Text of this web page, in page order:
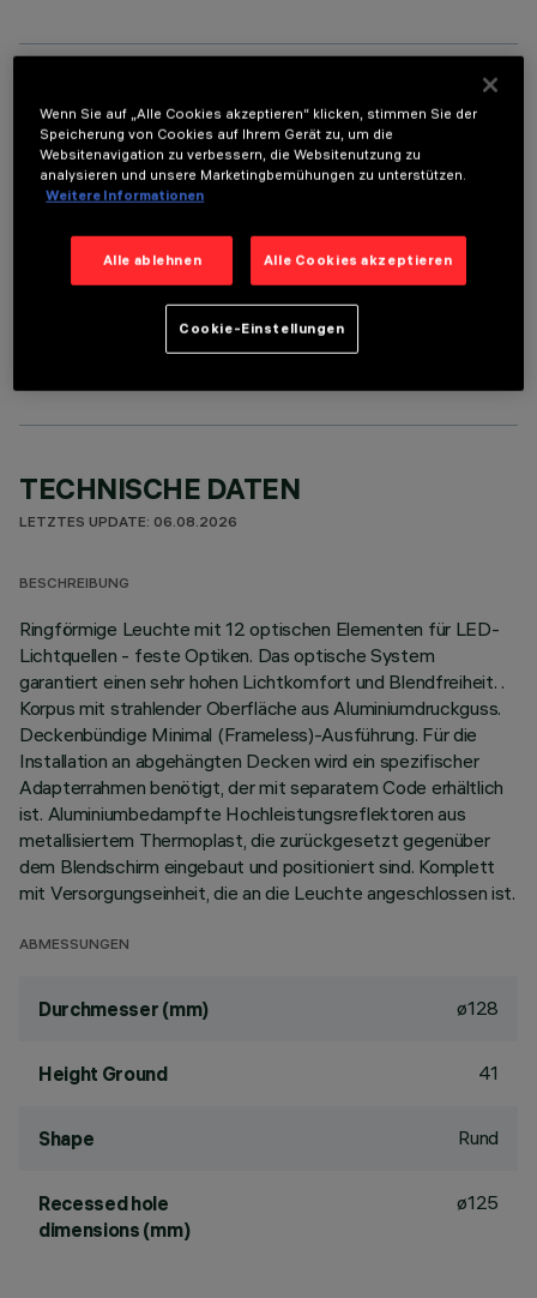
ERFORDERLICHES ZUBEHÖR
Um das Produkt ordnungsgemäß zu installieren und zu betreiben, muss eines der erforderlichen
Zubehörteile bestellt werden:
OPTIONALE KOMPONENTEN
TECHNISCHE DATEN
LETZTES UPDATE: 06.08.2026
BESCHREIBUNG
Ringförmige Leuchte mit 12 optischen Elementen für LED-
Lichtquellen - feste Optiken. Das optische System
garantiert einen sehr hohen Lichtkomfort und Blendfreiheit. .
Korpus mit strahlender Oberfläche aus Aluminiumdruckguss.
Deckenbündige Minimal (Frameless)-Ausführung. Für die
Installation an abgehängten Decken wird ein spezifischer
Adapterrahmen benötigt, der mit separatem Code erhältlich
ist. Aluminiumbedampfte Hochleistungsreflektoren aus
metallisiertem Thermoplast, die zurückgesetzt gegenüber
dem Blendschirm eingebaut und positioniert sind. Komplett
mit Versorgungseinheit, die an die Leuchte angeschlossen ist.
ABMESSUNGEN
Durchmesser (mm) ø128
Height Ground 41
Shape Rund
Recessed hole
dimensions (mm)
ø125
Wenn Sie auf „Alle Cookies akzeptieren“ klicken, stimmen Sie der
Speicherung von Cookies auf Ihrem Gerät zu, um die
Websitenavigation zu verbessern, die Websitenutzung zu
analysieren und unsere Marketingbemühungen zu unterstützen.
Weitere Informationen
Alle ablehnen Alle Cookies akzeptieren
Cookie-Einstellungen